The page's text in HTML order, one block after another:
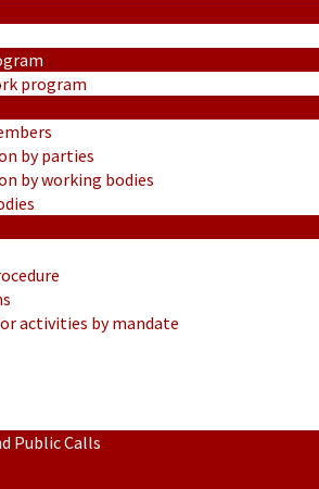
program
by parties
by working bodies
activities by mandate
Public Calls